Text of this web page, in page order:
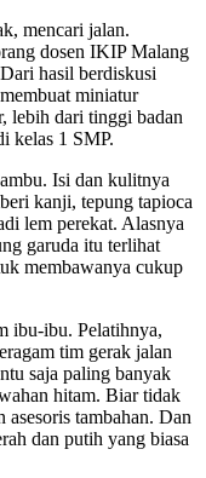
mencari jalan.
dosen IKIP Malang
hasil berdiskusi
miniatur
lebih dari tinggi badan
kelas 1 SMP.
Isi dan kulitnya
kanji, tepung tapioca
lem perekat. Alasnya
garuda itu terlihat
membawanya cukup
ibu-ibu. Pelatihnya,
tim gerak jalan
saja paling banyak
hitam. Biar tidak
tambahan. Dan
dan putih yang biasa